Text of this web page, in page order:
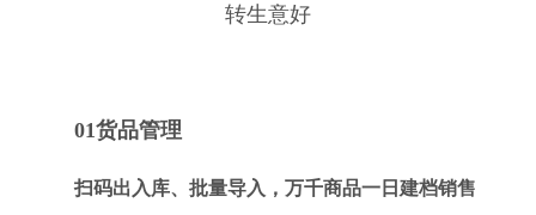
转生意好
01货品管理
扫码出入库、批量导入，万千商品一日建档销售